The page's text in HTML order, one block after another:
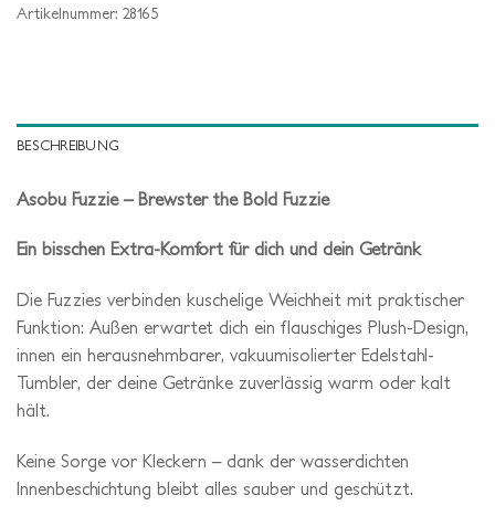
Artikelnummer: 28165
BESCHREIBUNG
Asobu Fuzzie – Brewster the Bold Fuzzie
Ein bisschen Extra-Komfort für dich und dein Getränk
Die Fuzzies verbinden kuschelige Weichheit mit praktischer
Funktion: Außen erwartet dich ein flauschiges Plush-Design,
innen ein herausnehmbarer, vakuumisolierter Edelstahl-
Tumbler, der deine Getränke zuverlässig warm oder kalt
hält.
Keine Sorge vor Kleckern – dank der wasserdichten
Innenbeschichtung bleibt alles sauber und geschützt.